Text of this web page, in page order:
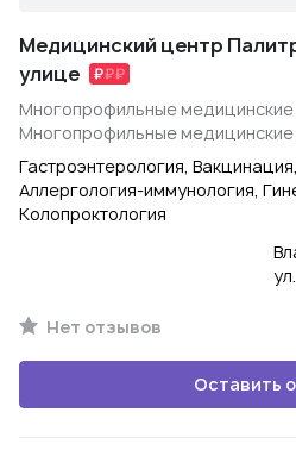
Медицинский центр
улице
Многопрофильные
Многопрофильные
Гастроэнтерология,
Аллергология-иммунология,
Колопроктология
Нет отзывов
Оставить